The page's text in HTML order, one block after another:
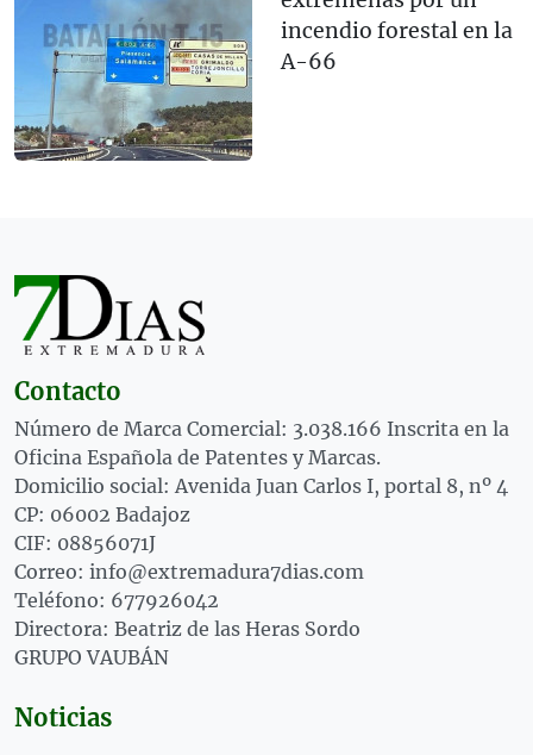
incendio forestal en la
A-66
Contacto
Número de Marca Comercial: 3.038.166 Inscrita en la
Oficina Española de Patentes y Marcas.
Domicilio social: Avenida Juan Carlos I, portal 8, nº 4
CP: 06002 Badajoz
CIF: 08856071J
Correo: info@extremadura7dias.com
Teléfono: 677926042
Directora: Beatriz de las Heras Sordo
GRUPO VAUBÁN
Noticias